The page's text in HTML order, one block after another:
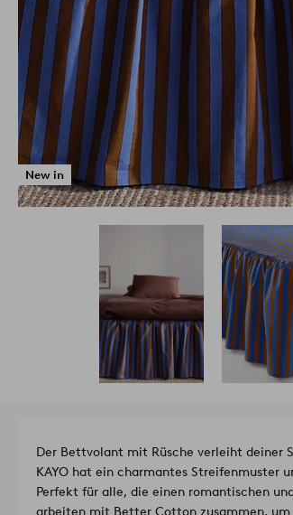
New in
Der Bettvolant mit Rüsche verleiht deiner
KAYO hat ein charmantes Streifenmuster
Perfekt für alle, die einen romantischen
arbeiten mit Better Cotton zusammen, um